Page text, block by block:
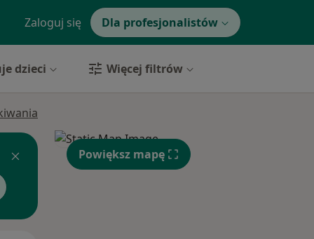
Zaloguj się Dla profesjonalistów
dzieci Więcej filtrów
Powiększ mapę